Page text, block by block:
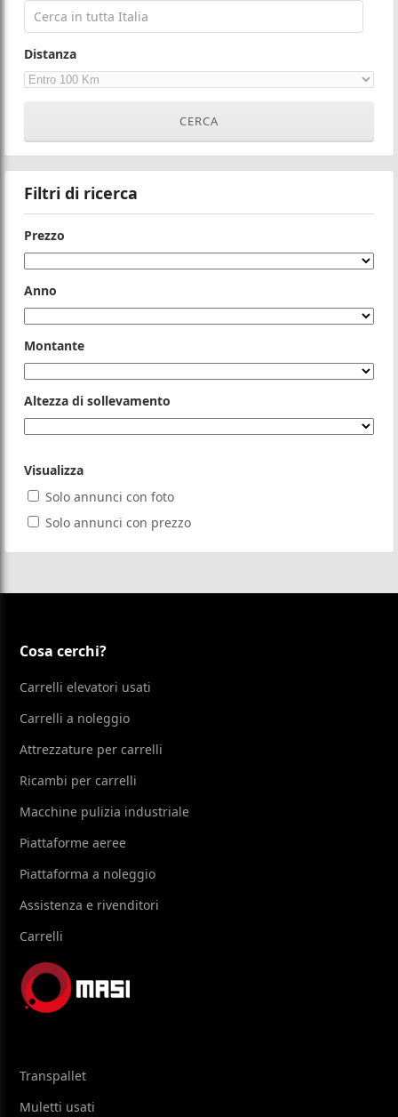
Distanza
Filtri di ricerca
Prezzo
Anno
Montante
Altezza di sollevamento
Visualizza
Solo annunci con foto
Solo annunci con prezzo
Cosa cerchi?
Carrelli elevatori usati
Carrelli a noleggio
Attrezzature per carrelli
Ricambi per carrelli
Macchine pulizia industriale
Piattaforme aeree
Piattaforma a noleggio
Assistenza e rivenditori
Carrelli
Transpallet
Muletti usati